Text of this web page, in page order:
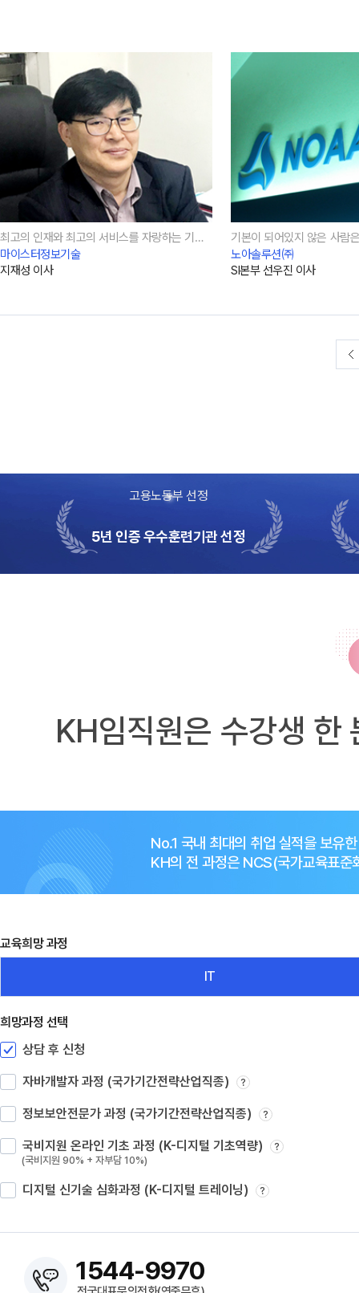
최고의 인재와 최고의 서비스를 자랑하는 기업, 마이스터정보기술
마이스터정보기술
지재성 이사
기본이 되어있지 않은 사람
노아솔루션㈜
SI본부 선우진 이사
고용노동부 선정
5년 인증 우수훈련기관 선정
KH임직원은 수강생 한
No.1 국내 최대의 취업 실적을 보유
KH의 전 과정은 NCS(국가교육표준
교육희망 과정
IT
희망과정 선택
상담 후 신청
자바개발자 과정 (국가기간전략산업직종) ?
정보보안전문가 과정 (국가기간전략산업직종) ?
국비지원 온라인 기초 과정 (K-디지털 기초역량) ?
(국비지원 90% + 자부담 10%)
디지털 신기술 심화과정 (K-디지털 트레이닝) ?
1544-9970